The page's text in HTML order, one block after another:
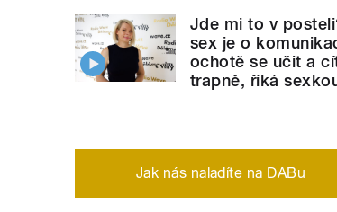
Jde mi to v
sex je o
ochotě se učit a
trapně, říká
Jak nás naladíte na DABu